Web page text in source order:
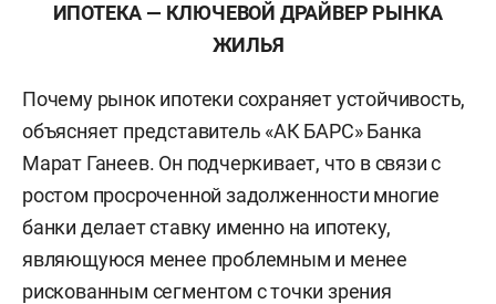
ИПОТЕКА — КЛЮЧЕВОЙ ДРАЙВЕР РЫНКА
ЖИЛЬЯ
Почему рынок ипотеки сохраняет устойчивость,
объясняет представитель «АК БАРС» Банка
Марат Ганеев. Он подчеркивает, что в связи с
ростом просроченной задолженности многие
банки делает ставку именно на ипотеку,
являющуюся менее проблемным и менее
рискованным сегментом с точки зрения